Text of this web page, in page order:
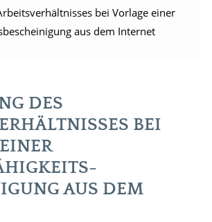
bei Vorlage einer
aus dem Internet
DES
BEI
AUS DEM